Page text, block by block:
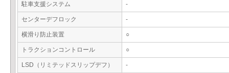
駐車支援システム -
センターデフロック -
横滑り防止装置 ○
トラクションコントロール ○
LSD（リミテッドスリップデフ） -